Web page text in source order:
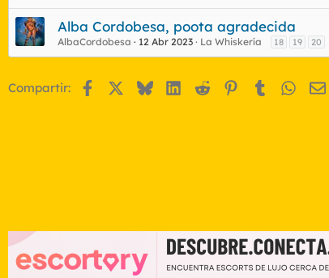
Alba Cordobesa, poota agradecida
AlbaCordobesa 12 Abr 2023 La Whiskería 18 19 20
Compartir: FacebookBlueskyLinkedIn
Reddit Pinterest
Tumblr